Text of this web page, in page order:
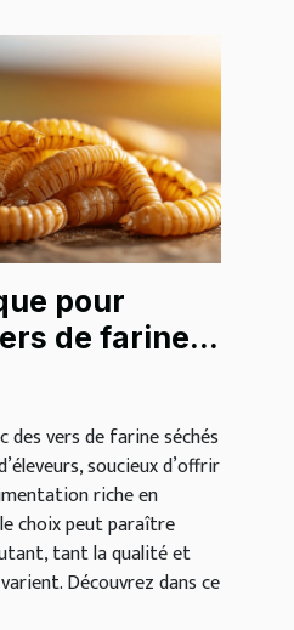
pour
de farine
poules
des vers de farine séchés
soucieux d’offrir
riche en
choix peut paraître
tant la qualité et
Découvrez dans ce